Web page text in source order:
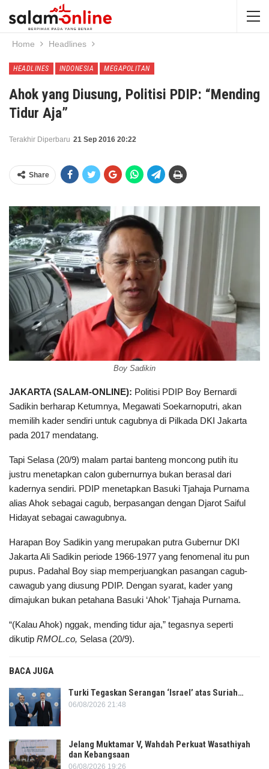
Home Headlines
HEADLINES INDONESIA MEGAPOLITAN
Ahok yang Diusung, Politisi PDIP: “Mending
Tidur Aja”
Terakhir Diperbaru 21 Sep 2016 20:22
Share
Boy Sadikin
JAKARTA (SALAM-ONLINE): Politisi PDIP Boy Bernardi
Sadikin berharap Ketumnya, Megawati Soekarnoputri, akan
memilih kader sendiri untuk cagubnya di Pilkada DKI Jakarta
pada 2017 mendatang.
Tapi Selasa (20/9) malam partai banteng moncong putih itu
justru menetapkan calon gubernurnya bukan berasal dari
kadernya sendiri. PDIP menetapkan Basuki Tjahaja Purnama
alias Ahok sebagai cagub, berpasangan dengan Djarot Saiful
Hidayat sebagai cawagubnya.
Harapan Boy Sadikin yang merupakan putra Gubernur DKI
Jakarta Ali Sadikin periode 1966-1977 yang fenomenal itu pun
pupus. Padahal Boy siap memperjuangkan pasangan cagub-
cawagub yang diusung PDIP. Dengan syarat, kader yang
dimajukan bukan petahana Basuki ‘Ahok’ Tjahaja Purnama.
“(Kalau Ahok) nggak, mending tidur aja,” tegasnya seperti
dikutip RMOL.co, Selasa (20/9).
BACA JUGA
Turki Tegaskan Serangan ‘Israel’ atas Suriah…
06/08/2026 21:48
Jelang Muktamar V, Wahdah Perkuat Wasathiyah
dan Kebangsaan
06/08/2026 19:26